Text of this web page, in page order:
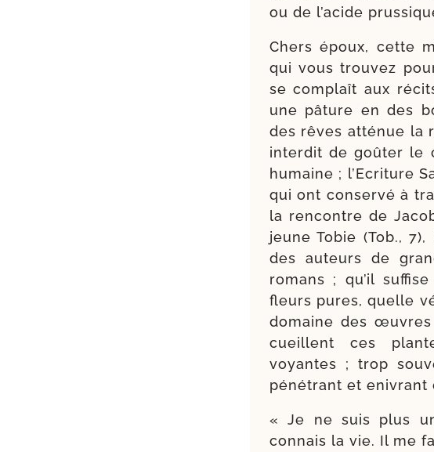
ou de l’a­cide
Chers époux, cette
qui vous trou­vez
se com­plaît aux
une pâture en des
des rêves atté­nue la
inter­dit de goû­ter le
humaine ; l’Ecriture
qui ont conser­vé à
la ren­contre de
jeune Tobie (Tob.,
des auteurs de
romans ; qu’il
fleurs pures, quelle
domaine des œuvres
cueillent ces
voyantes ; trop
péné­trant et enivrant
« Je ne suis plus
connais la vie. Il me